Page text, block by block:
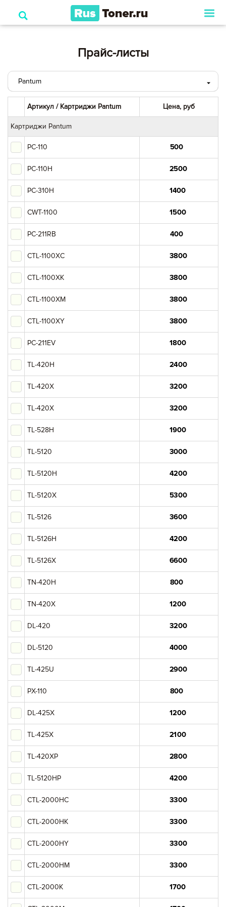
Прайс-листы
Pantum
Canon
Xerox
Samsung
Panasonic
Kyocera Mita
Oki
Brother
Epson
Konica-Minolta
Lexmark
Ricoh
Sharp
Toshiba
Fujifilm
Pantum
Катюша
Sindoh
Артикул / Картриджи Pantum Цена, руб
Картриджи Pantum
PC-110
PC-110H
PC-310H
CWT-1100
PC-211RB
CTL-1100XC
CTL-1100XK
CTL-1100XM
CTL-1100XY
PC-211EV
TL-420H
TL-420X
TL-420X
TL-528H
TL-5120
TL-5120H
TL-5120X
TL-5126
TL-5126H
TL-5126X
TN-420H
TN-420X
DL-420
DL-5120
TL-425U
PX-110
DL-425X
TL-425X
TL-420XP
TL-5120HP
CTL-2000HC
CTL-2000HK
CTL-2000HY
CTL-2000HM
CTL-2000K
Артикул
Цена,
Кол-во
Сумма,
руб.
Итого:
картриджей на сумму:
Оформление заявки
Сохранить и продолжить работу с прайс-листом